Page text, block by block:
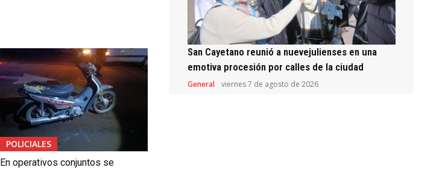
POLICIALES
En operativos conjuntos se
San Cayetano reunió a nuevejulienses en una
emotiva procesión por calles de la ciudad
General viernes 7 de agosto de 2026